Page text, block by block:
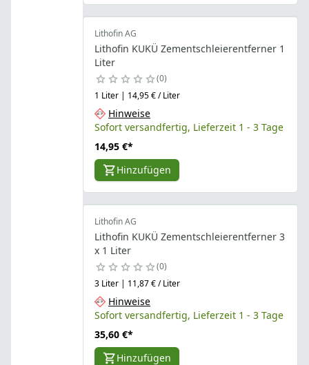
Lithofin AG
Lithofin KUKÜ Zementschleierentferner 1
Liter
0
1 Liter | 14,95 € / Liter
Hinweise
Sofort versandfertig, Lieferzeit 1 - 3 Tage
14,95 €*
Hinzufügen
Lithofin AG
Lithofin KUKÜ Zementschleierentferner 3
x 1 Liter
0
3 Liter | 11,87 € / Liter
Hinweise
Sofort versandfertig, Lieferzeit 1 - 3 Tage
35,60 €*
Hinzufügen